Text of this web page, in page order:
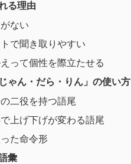
る理由
ない
で聞き取りやすい
って個性を際立たせる
ゃん・だら・りん」の使い方
二役を持つ語尾
上げ下げが変わる語尾
た命令形
彙